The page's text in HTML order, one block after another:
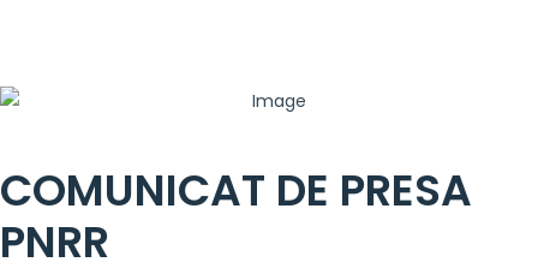
COMUNICAT DE PRESA
PNRR